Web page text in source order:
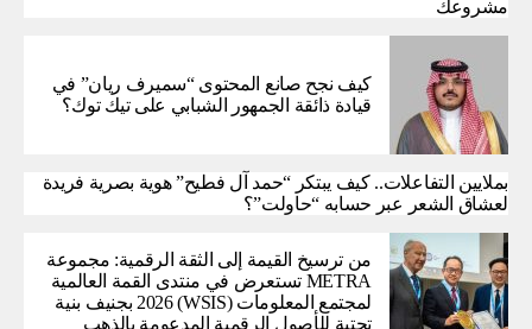
مشروعك
كيف نجح صانع المحتوى “سميرف ريان” في
قيادة ذائقة الجمهور الشبابي على تيك توك؟
بملايين التفاعلات.. كيف يبتكر “حمد آل فطيح” هوية بصرية فريدة
لعشاق الشعر عبر حسابه “حاولت”؟
من ترسيخ القيمة إلى الثقة الرقمية: مجموعة
METRA تستعرض في منتدى القمة العالمية
لمجتمع المعلومات (WSIS) 2026 بجنيف بنية
تحتية للأصول الرقمية المدعومة بالذهب